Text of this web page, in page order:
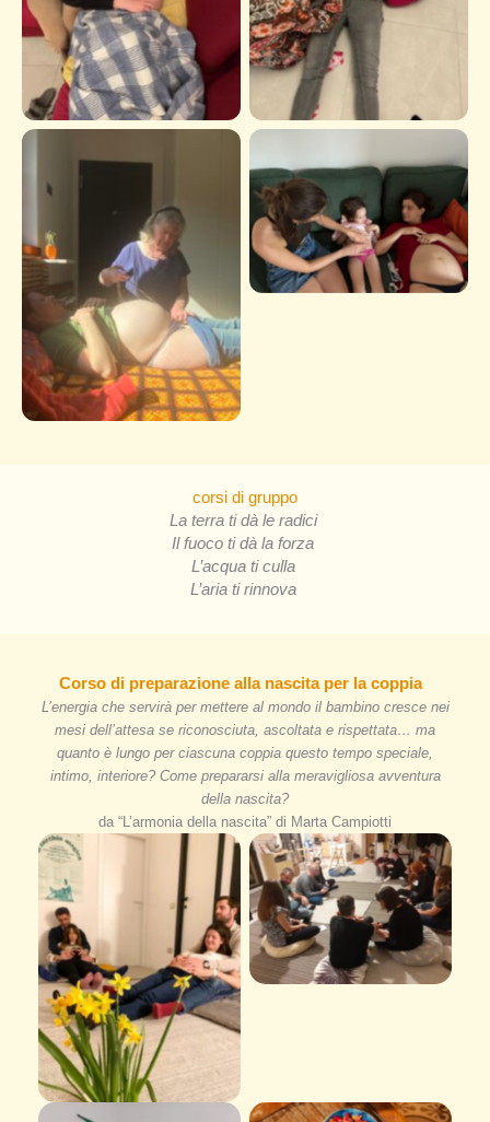
corsi di gruppo
La terra ti dà le radici
Il fuoco ti dà la forza
L’acqua ti culla
L’aria ti rinnova
Corso di preparazione alla nascita per la coppia
L’energia che servirà per mettere al mondo il bambino cresce nei
mesi dell’attesa se riconosciuta, ascoltata e rispettata… ma
quanto è lungo per ciascuna coppia questo tempo speciale,
intimo, interiore? Come prepararsi alla meravigliosa avventura
della nascita?
da “L’armonia della nascita” di Marta Campiotti